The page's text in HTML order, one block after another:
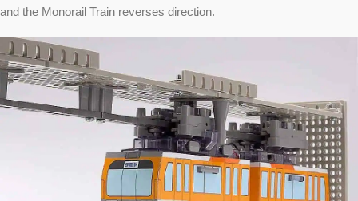
and the Monorail Train reverses direction.